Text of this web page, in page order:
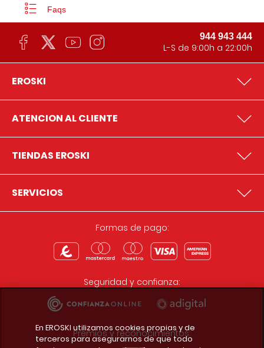
Faqs
944 943 444
L-S de 9:00h a 22:00h
EROSKI
ATENCION AL CLIENTE
TIENDAS EROSKI
SERVICIOS
Formas de pago:
Seguridad y confianza:
Premios y reconocimientos:
En EROSKI utilizamos cookies propias y de
terceros para asegurarnos de que todo